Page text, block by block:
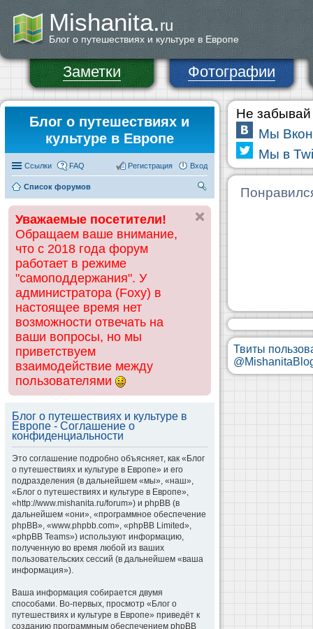
Mishanita.ru
Блог о путешествиях и культуре в Европе
Заметки Фотографии
Блог о путешествиях и
культуре в Европе
Ссылки FAQ Вход
Регистрация
Список форумов
ск
Уважаемые посетители!
Обращаем ваше внимание,
что с 2018 года форум
работает в режиме
"самоподдержания". У
администратора (Foxy) в
настоящее время нет
возможности отвечать на
ваши вопросы, но мы
приветствуем
взаимодействие между
пользователями
Блог о путешествиях и культуре в
Европе - Соглашение о
конфиденциальности
Это соглашение подробно объясняет, как «Блог
о путешествиях и культуре в Европе» и его
подразделения (в дальнейшем «мы», «наш»,
«Блог о путешествиях и культуре в Европе»,
«http://www.mishanita.ru/forum») и phpBB (в
дальнейшем «они», «программное обеспечение
phpBB», «www.phpbb.com», «phpBB Limited»,
«phpBB Teams») используют информацию,
полученную во время любой из ваших
пользовательских сессий (в дальнейшем «ваша
информация»).
Ваша информация собирается двумя
способами. Во-первых, просмотр «Блог о
путешествиях и культуре в Европе» приведёт к
созданию программным обеспечением phpBB
Не забывай
Мы
Мы в
Твиты